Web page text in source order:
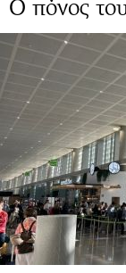
Ο πόνος